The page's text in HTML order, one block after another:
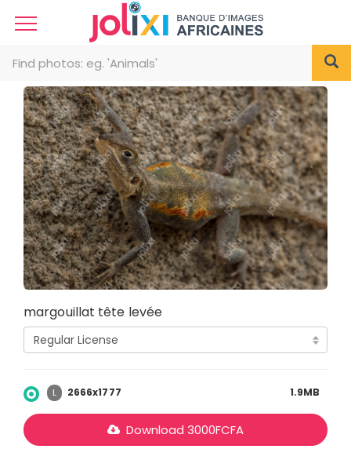
margouillat tête levée
L 2666x1777 1.9MB
Download 3000FCFA